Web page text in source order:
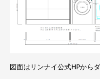
図面はリンナイ公式HPから